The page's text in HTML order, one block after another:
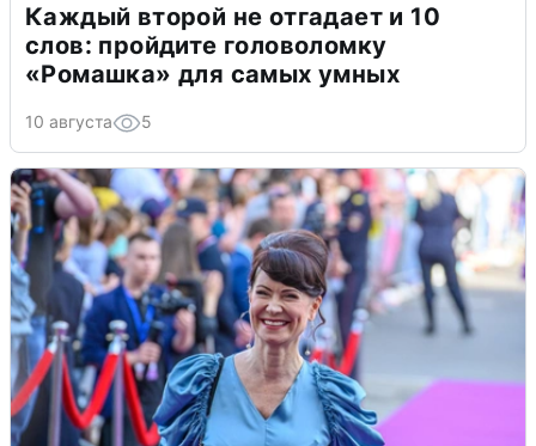
Каждый второй не отгадает и 10
слов: пройдите головоломку
«Ромашка» для самых умных
10 августа 5